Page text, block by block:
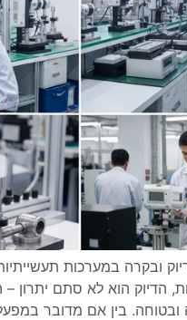
ובקרה במערכות
הדיוק הוא לא סתם יתרון –
ובטוחה. בין אם מדובר